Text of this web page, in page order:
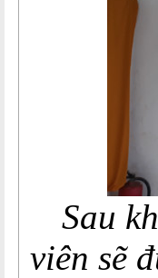
Sau
viên sẽ